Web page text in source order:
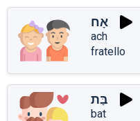
אָח
ach
fratello
בַּת
bat